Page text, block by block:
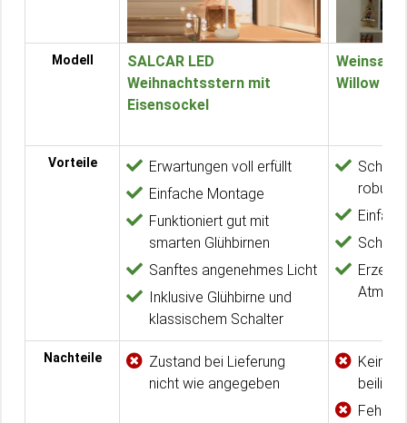
Modell
SALCAR LED
Weihnachtsstern mit
Eisensockel
Willow
Vorteile
Erwartungen voll erfüllt
Einfache Montage
Funktioniert gut mit
smarten Glühbirnen
Sanftes angenehmes Licht
Inklusive Glühbirne und
klassischem Schalter
Nachteile
Zustand bei Lieferung
nicht wie angegeben
Kein